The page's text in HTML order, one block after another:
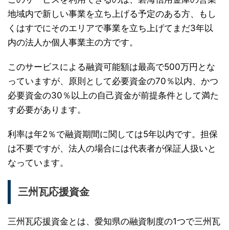
地域内で新しい事業を立ち上げる予定のある方、もし
くはすでにそのエリアで事業を立ち上げてまだ3年以
内の法人か個人事業主の方です。
このサービスによる融資可能額は最高で500万円とな
っていますが、原則として必要資金の70％以内、かつ
必要資金の30％以上の自己資金が前提条件として満た
す必要があります。
利率は年2％で融資期間に関しては5年以内です。担保
は不要ですが、法人の場合には代表者が保証人扱いと
なっています。
三州瓦応援資金
三州瓦応援資金とは、愛知県の融資制度の1つで三州瓦